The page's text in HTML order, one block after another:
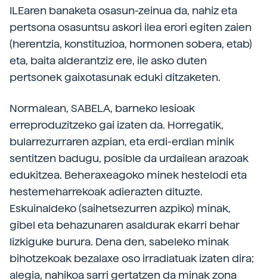
ILEaren banaketa osasun-zeinua da, nahiz eta
pertsona osasuntsu askori ilea erori egiten zaien
(herentzia, konstituzioa, hormonen sobera, etab)
eta, baita alderantziz ere, ile asko duten
pertsonek gaixotasunak eduki ditzaketen.
Normalean, SABELA, barneko lesioak
erreproduzitzeko gai izaten da. Horregatik,
bularrezurraren azpian, eta erdi-erdian minik
sentitzen badugu, posible da urdailean arazoak
edukitzea. Beheraxeagoko minek hestelodi eta
hestemeharrekoak adierazten dituzte.
Eskuinaldeko (saihetsezurren azpiko) minak,
gibel eta behazunaren asaldurak ekarri behar
lizkiguke burura. Dena den, sabeleko minak
bihotzekoak bezalaxe oso irradiatuak izaten dira;
alegia, nahikoa sarri gertatzen da minak zona